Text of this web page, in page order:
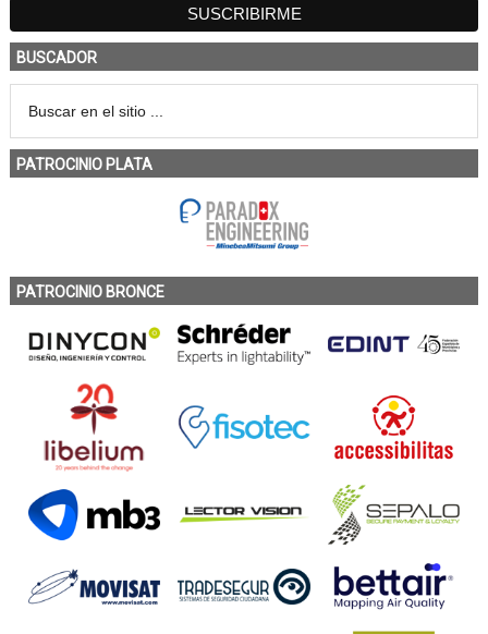
BUSCADOR
PATROCINIO PLATA
PATROCINIO BRONCE